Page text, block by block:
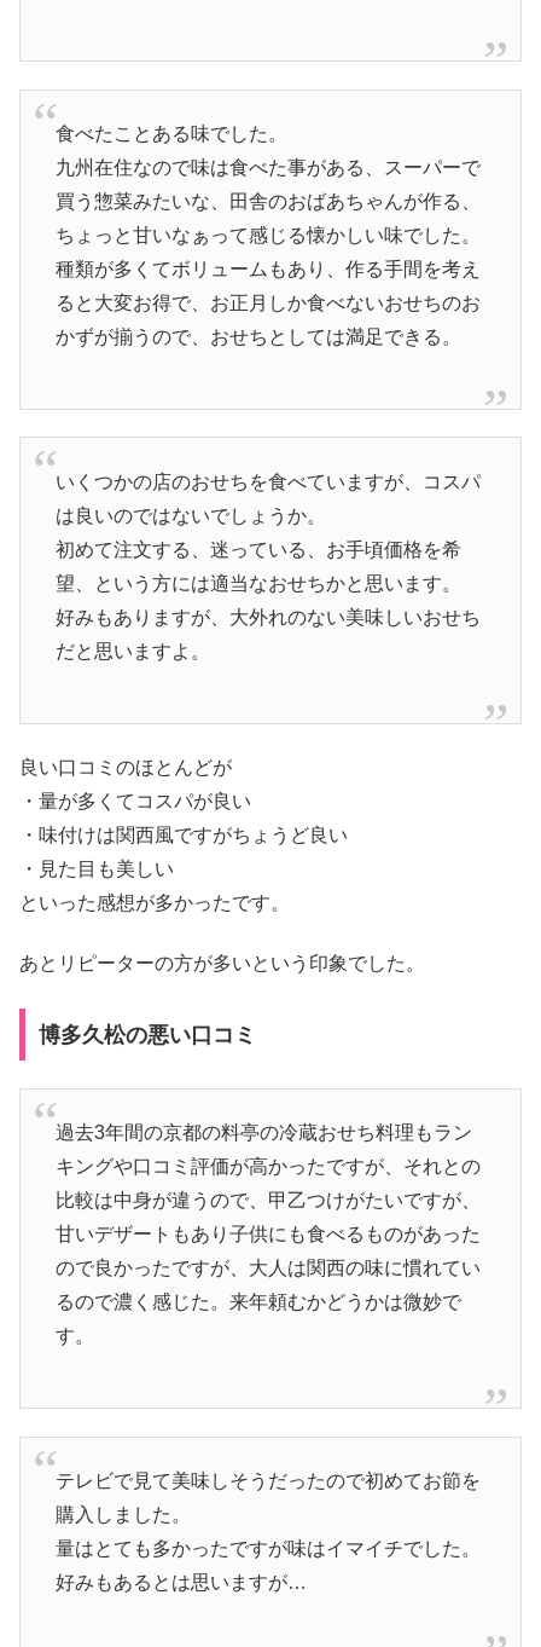
食べたことある味でした。
九州在住なので味は食べた事がある、スーパーで
買う惣菜みたいな、田舎のおばあちゃんが作る、
ちょっと甘いなぁって感じる懐かしい味でした。
種類が多くてボリュームもあり、作る手間を考え
ると大変お得で、お正月しか食べないおせちのお
かずが揃うので、おせちとしては満足できる。
いくつかの店のおせちを食べていますが、コスパ
は良いのではないでしょうか。
初めて注文する、迷っている、お手頃価格を希
望、という方には適当なおせちかと思います。
好みもありますが、大外れのない美味しいおせち
だと思いますよ。
良い口コミのほとんどが
・量が多くてコスパが良い
・味付けは関西風ですがちょうど良い
・見た目も美しい
といった感想が多かったです。
あとリピーターの方が多いという印象でした。
博多久松の悪い口コミ
過去3年間の京都の料亭の冷蔵おせち料理もラン
キングや口コミ評価が高かったですが、それとの
比較は中身が違うので、甲乙つけがたいですが、
甘いデザートもあり子供にも食べるものがあった
ので良かったですが、大人は関西の味に慣れてい
るので濃く感じた。来年頼むかどうかは微妙で
す。
テレビで見て美味しそうだったので初めてお節を
購入しました。
量はとても多かったですが味はイマイチでした。
好みもあるとは思いますが…